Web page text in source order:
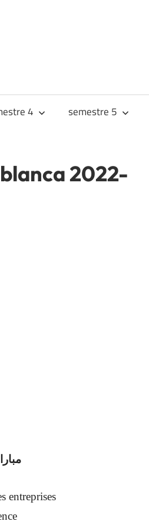
4 semestre 5
2022-
مباراة 2022 ولوج السنة 1 سلك
entreprises